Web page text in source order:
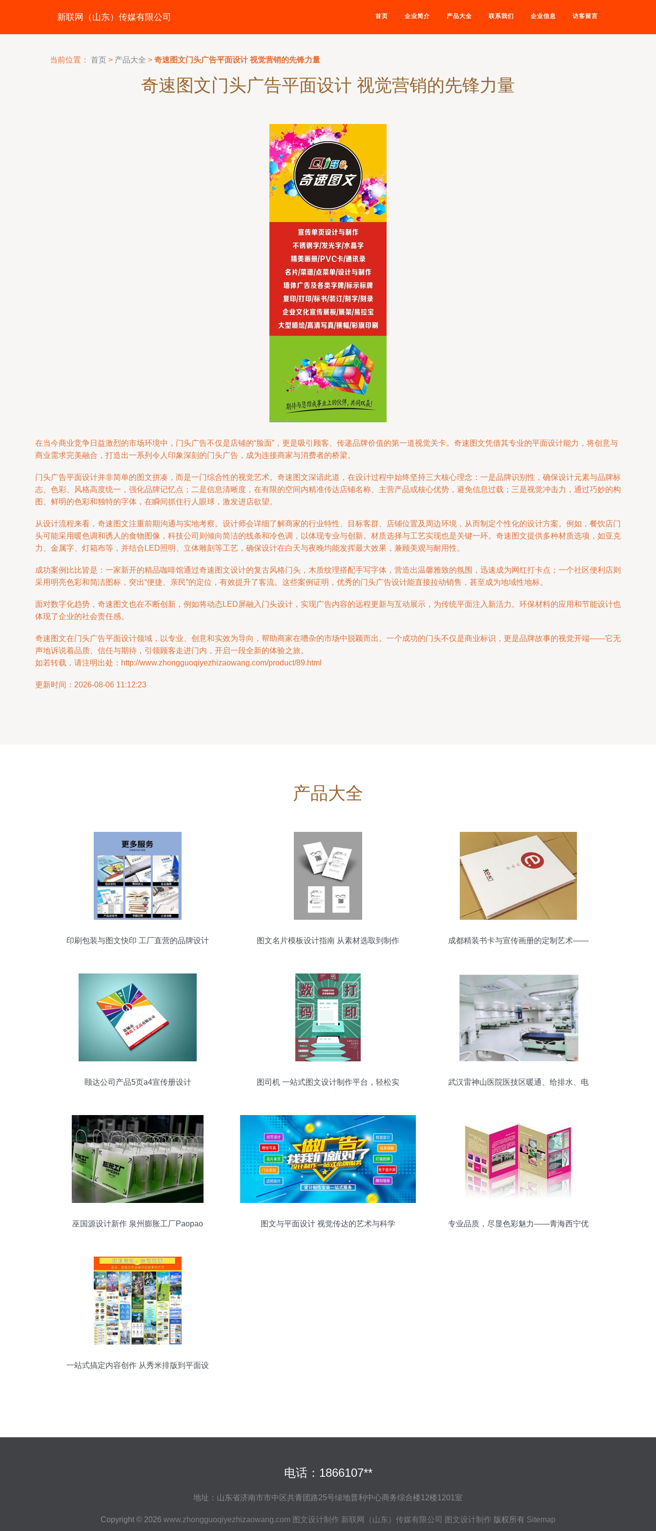
新联网（山东）传媒有限公司 首页 企业简介 产品大全 联系我们 企业信息 访客留言
当前位置： 首页 > 产品大全 > 奇速图文门头广告平面设计 视觉营销的先锋力量
奇速图文门头广告平面设计 视觉营销的先锋力量
在当今商业竞争日益激烈的市场环境中，门头广告不仅是店铺的“脸面”，更是吸引顾客、传递品牌价值的第一道视觉关卡。奇速图文凭借其专业的平面设计能力，将创意与
商业需求完美融合，打造出一系列令人印象深刻的门头广告，成为连接商家与消费者的桥梁。
门头广告平面设计并非简单的图文拼凑，而是一门综合性的视觉艺术。奇速图文深谙此道，在设计过程中始终坚持三大核心理念：一是品牌识别性，确保设计元素与品牌标
志、色彩、风格高度统一，强化品牌记忆点；二是信息清晰度，在有限的空间内精准传达店铺名称、主营产品或核心优势，避免信息过载；三是视觉冲击力，通过巧妙的构
图、鲜明的色彩和独特的字体，在瞬间抓住行人眼球，激发进店欲望。
从设计流程来看，奇速图文注重前期沟通与实地考察。设计师会详细了解商家的行业特性、目标客群、店铺位置及周边环境，从而制定个性化的设计方案。例如，餐饮店门
头可能采用暖色调和诱人的食物图像，科技公司则倾向简洁的线条和冷色调，以体现专业与创新。材质选择与工艺实现也是关键一环。奇速图文提供多种材质选项，如亚克
力、金属字、灯箱布等，并结合LED照明、立体雕刻等工艺，确保设计在白天与夜晚均能发挥最大效果，兼顾美观与耐用性。
成功案例比比皆是：一家新开的精品咖啡馆通过奇速图文设计的复古风格门头，木质纹理搭配手写字体，营造出温馨雅致的氛围，迅速成为网红打卡点；一个社区便利店则
采用明亮色彩和简洁图标，突出“便捷、亲民”的定位，有效提升了客流。这些案例证明，优秀的门头广告设计能直接拉动销售，甚至成为地域性地标。
面对数字化趋势，奇速图文也在不断创新，例如将动态LED屏融入门头设计，实现广告内容的远程更新与互动展示，为传统平面注入新活力。环保材料的应用和节能设计也
体现了企业的社会责任感。
奇速图文在门头广告平面设计领域，以专业、创意和实效为导向，帮助商家在嘈杂的市场中脱颖而出。一个成功的门头不仅是商业标识，更是品牌故事的视觉开端——它无
声地诉说着品质、信任与期待，引领顾客走进门内，开启一段全新的体验之旅。
如若转载，请注明出处：http://www.zhongguoqiyezhizaowang.com/product/89.html
更新时间：2026-08-06 11:12:23
产品大全
印刷包装与图文快印 工厂直营的品牌设计
图文名片模板设计指南 从素材选取到制作
成都精装书卡与宣传画册的定制艺术——
颐达公司产品5页a4宣传册设计
图司机 一站式图文设计制作平台，轻松实
武汉雷神山医院医技区暖通、给排水、电
巫国源设计新作 泉州膨胀工厂Paopao
图文与平面设计 视觉传达的艺术与科学
专业品质，尽显色彩魅力——青海西宁优
一站式搞定内容创作 从秀米排版到平面设
电话：1866107**
地址：山东省济南市市中区共青团路25号绿地普利中心商务综合楼12楼1201室
Copyright © 2026 www.zhongguoqiyezhizaowang.com 图文设计制作 新联网（山东）传媒有限公司 图文设计制作 版权所有 Sitemap